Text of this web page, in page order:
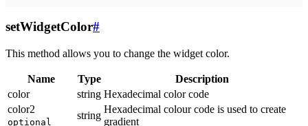
setWidgetColor#
This method allows you to change the widget color.
Name Type
Description
color
string Hexadecimal color code
color2
optional
string
Hexadecimal colour code is used to create
gradient